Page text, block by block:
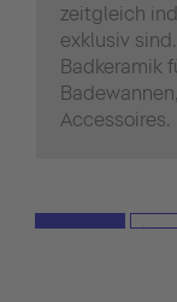
zeitgleich
exklusiv
Badkeramik
Accessoires.